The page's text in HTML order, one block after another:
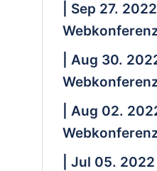
| Sep 27. 2022
| Aug 30.
| Aug 02.
| Jul 05. 2022